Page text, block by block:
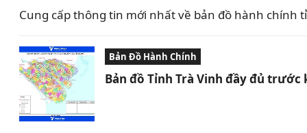
Cung cấp thông tin mới nhất về bản đồ hành
Bản Đồ Hành Chính
Bản đồ Tỉnh Trà Vinh đầy đủ trước